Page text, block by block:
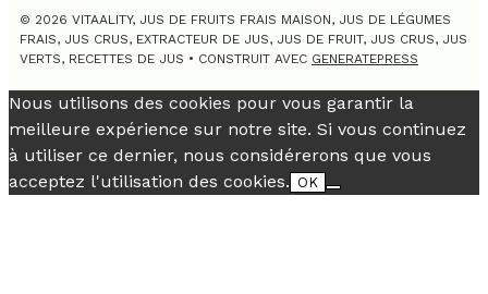
© 2026 VITAALITY, JUS DE FRUITS FRAIS MAISON, JUS DE LÉGUMES
FRAIS, JUS CRUS, EXTRACTEUR DE JUS, JUS DE FRUIT, JUS CRUS, JUS
VERTS, RECETTES DE JUS • CONSTRUIT AVEC GENERATEPRESS
Nous utilisons des cookies pour vous garantir la
meilleure expérience sur notre site. Si vous continuez
à utiliser ce dernier, nous considérerons que vous
acceptez l'utilisation des cookies. OK